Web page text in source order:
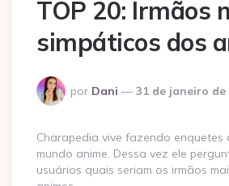
TOP 20: Irmãos
simpáticos dos
Postado
por
por Dani 31 de janeiro de
Charapedia vive fazendo enquetes
mundo anime. Dessa vez ele
usuários quais seriam os irmãos